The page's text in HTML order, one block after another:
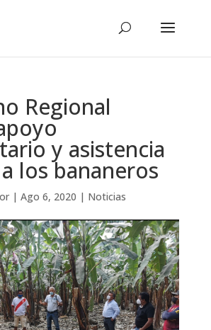
Regional
y asistencia
los bananeros
| Ago 6, 2020 | Noticias